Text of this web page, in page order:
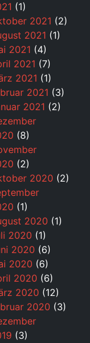
(1)
2021 (2)
2021 (1)
2021 (4)
2021 (7)
2021 (1)
2021 (3)
2021 (2)
(8)
(2)
2020 (2)
(1)
2020 (1)
2020 (1)
2020 (6)
2020 (6)
2020 (6)
2020 (12)
2020 (3)
(3)